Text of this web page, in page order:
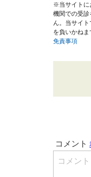
※当サイトに
機関での受
ん。当サイ
を負いかねま
免責事項